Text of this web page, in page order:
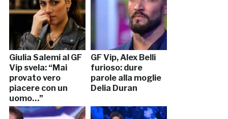
Giulia Salemi al GF
Vip svela: “Mai
provato vero
piacere con un
uomo…”
GF Vip, Alex Belli
furioso: dure
parole alla moglie
Delia Duran